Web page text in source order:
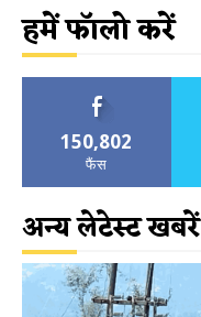
हमें फॉलो करें
150,802
फैंस
अन्य लेटेस्ट खबरें